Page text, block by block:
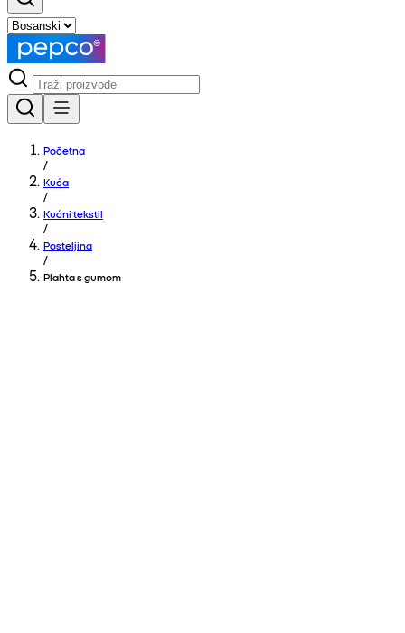
Početna
/
Kuća
/
Kućni tekstil
/
Posteljina
/
Plahta s gumom